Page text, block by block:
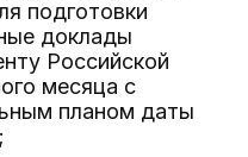
подготовки
доклады
Российской
месяца с
планом даты